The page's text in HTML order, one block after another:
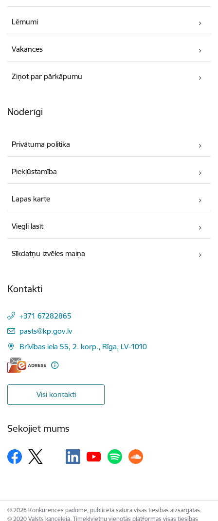
Lēmumi
Vakances
Ziņot par pārkāpumu
Noderīgi
Privātuma politika
Piekļūstamība
Lapas karte
Viegli lasīt
Sīkdatņu izvēles maiņa
Kontakti
+371 67282865
E-pasts:
pasts@kp.gov.lv
Brīvības iela 55, 2. korp., Rīga, LV-1010
Visi kontakti
Sekojiet mums
© 2026 Konkurences padome, publicētā satura visas tiesības aizsargātas.
© 2020 Valsts kanceleja, Tīmekļvietņu vienotās platformas visas tiesības